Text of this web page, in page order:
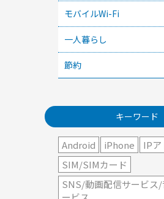
モバイルWi-Fi
一人暮らし
節約
キーワード
Android iPhone
IPア
SIM/SIMカード
SNS/動画配信サービス